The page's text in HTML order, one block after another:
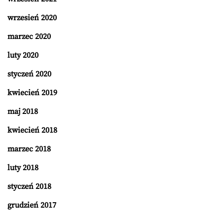
wrzesień 2020
marzec 2020
luty 2020
styczeń 2020
kwiecień 2019
maj 2018
kwiecień 2018
marzec 2018
luty 2018
styczeń 2018
grudzień 2017